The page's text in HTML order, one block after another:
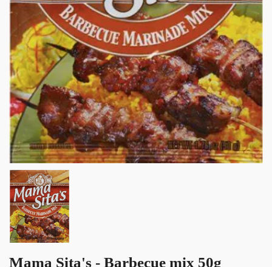
Mama Sita's - Barbecue mix 50g